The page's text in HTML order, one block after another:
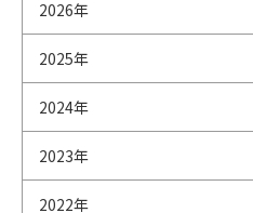
2026年
2025年
2024年
2023年
2022年